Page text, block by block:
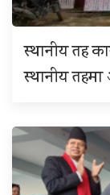
स्थानीय तह
स्थानीय